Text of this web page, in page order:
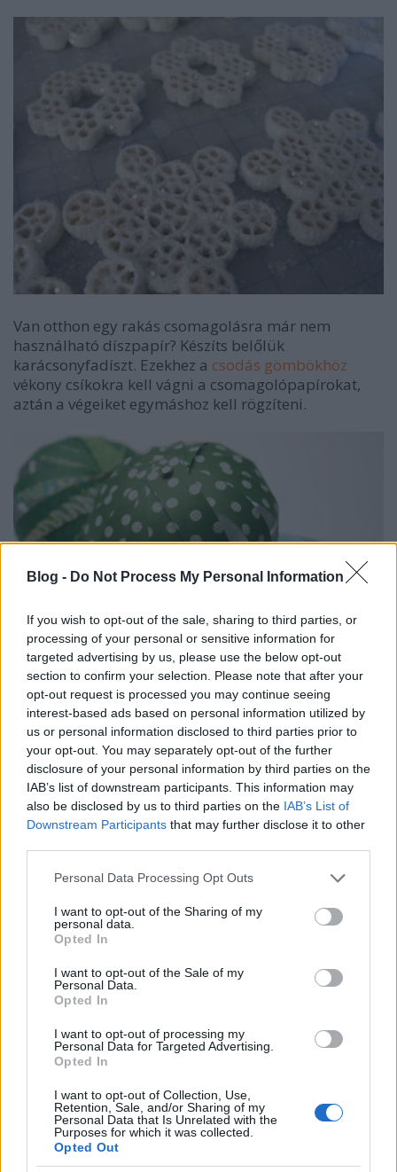
Blog - Do Not Process My Personal Information
If you wish to opt-out of the sale, sharing to third parties, or
processing of your personal or sensitive information for
targeted advertising by us, please use the below opt-out
section to confirm your selection. Please note that after your
opt-out request is processed you may continue seeing
interest-based ads based on personal information utilized by
us or personal information disclosed to third parties prior to
your opt-out. You may separately opt-out of the further
disclosure of your personal information by third parties on the
IAB’s list of downstream participants. This information may
also be disclosed by us to third parties on the IAB’s List of
Downstream Participants that may further disclose it to other
Please note that this website/app uses one or more Google
not limited to your visit or usage behaviour. You may click to
grant or deny consent to Google and its third-party tags to
use your data for below specified purposes in below Google
consent section.
Personal Data Processing Opt Outs
I want to opt-out of the Sharing of my
personal data.
Opted In
I want to opt-out of the Sale of my
Personal Data.
Opted In
I want to opt-out of processing my
Personal Data for Targeted Advertising.
Opted In
I want to opt-out of Collection, Use,
Retention, Sale, and/or Sharing of my
Personal Data that Is Unrelated with the
Purposes for which it was collected.
Opted Out
Van otthon egy rakás csomagolásra már nem
használható díszpapír? Készíts belőlük
karácsonyfadíszt. Ezekhez a csodás gömbökhöz
vékony csíkokra kell vágni a csomagolópapírokat,
aztán a végeiket egymáshoz kell rögzíteni.
Ez egy másik ötlet a maradék papírok
hasznosítására. A gúlákba tekert papírok végét
berojtozzuk, aztán egymás fölé fűzzük őket, így
alakulnak kia színes, vidám karácsonyfák.